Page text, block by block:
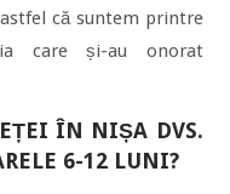
că suntem printre
care și-au onorat
ÎN NIȘA DVS.
6-12 LUNI?